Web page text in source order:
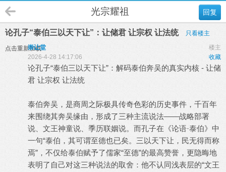
回复
光宗耀祖
论孔子“泰伯三以天下让”：让储君 让宗权 让法统 只看楼主
点击重新加载 楼主
崇让堂
收藏
2026-4-28 14:17:06
论孔子“泰伯三以天下让”：解码泰伯奔吴的真实内核 - 让储
君 让宗权 让法统
泰伯奔吴，是商周之际极具传奇色彩的历史事件，千百年
来围绕其奔吴缘由，形成了三种主流说法——战略部署
说、文王神童说、季历联姻说。而孔子在《论语·泰伯》中
一句“泰伯，其可谓至德也已矣。三以天下让，民无得而称
焉”，不仅给泰伯赋予了儒家“至德”的最高赞誉，更隐晦地
表明了自己对这三种说法的取舍：他不认同浅表层的“文王